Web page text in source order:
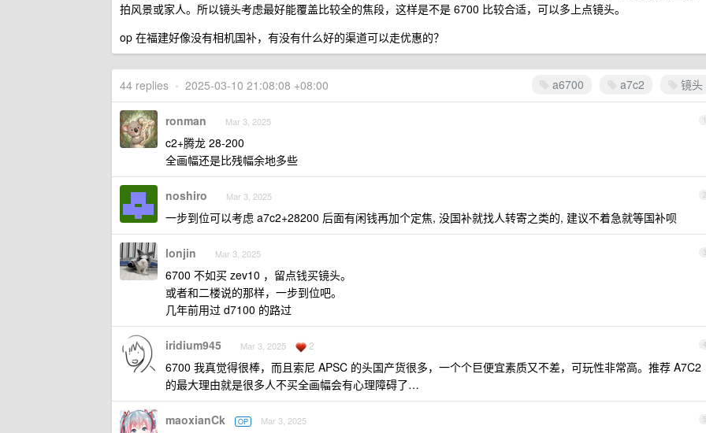
拍风景或家人。所以镜头考虑最好能覆盖比较全的焦段，这样是不是 6700 比较合适，可以多上点镜头。
op 在福建好像没有相机国补，有没有什么好的渠道可以走优惠的？
a6700 a7c2 镜头
44 replies • 2025-03-10 21:08:08 +08:00
1
ronman Mar 3, 2025
c2+腾龙 28-200
全画幅还是比残幅余地多些
2
noshiro Mar 3, 2025
一步到位可以考虑 a7c2+28200 后面有闲钱再加个定焦, 没国补就找人转寄之类的, 建议不着急就等国补呗
3
lonjin Mar 3, 2025
6700 不如买 zev10 ，留点钱买镜头。
或者和二楼说的那样，一步到位吧。
几年前用过 d7100 的路过
4
iridium945 Mar 3, 2025 2
6700 我真觉得很棒，而且索尼 APSC 的头国产货很多，一个个巨便宜素质又不差，可玩性非常高。推荐 A7C2
的最大理由就是很多人不买全画幅会有心理障碍了…
5
maoxianCk OP Mar 3, 2025